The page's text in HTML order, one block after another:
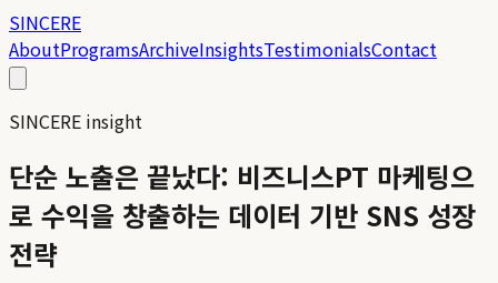
SINCERE
AboutProgramsArchiveInsightsTestimonialsContact
SINCERE insight
단순 노출은 끝났다: 비즈니스PT 마케팅으
로 수익을 창출하는 데이터 기반 SNS 성장
전략